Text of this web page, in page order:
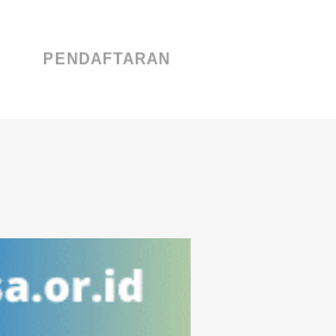
PENDAFTARAN